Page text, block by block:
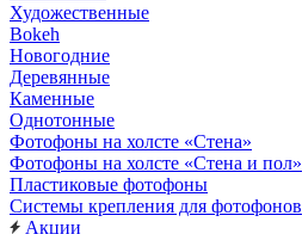
Художественные
Bokeh
Новогодние
Деревянные
Каменные
Однотонные
Фотофоны на холсте «Стена»
Фотофоны на холсте «Стена и пол»
Пластиковые фотофоны
Системы крепления для фотофонов
Акции